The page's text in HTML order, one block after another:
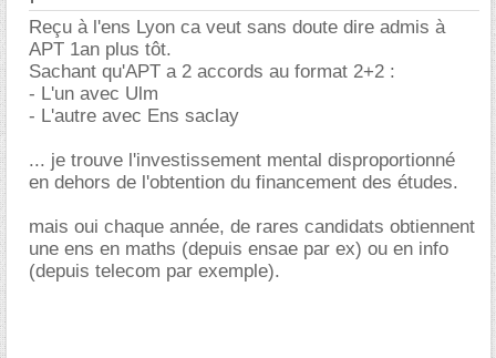
Reçu à l'ens Lyon ca veut sans doute dire admis à
APT 1an plus tôt.
Sachant qu'APT a 2 accords au format 2+2 :
- L'un avec Ulm
- L'autre avec Ens saclay
... je trouve l'investissement mental disproportionné
en dehors de l'obtention du financement des études.
mais oui chaque année, de rares candidats obtiennent
une ens en maths (depuis ensae par ex) ou en info
(depuis telecom par exemple).